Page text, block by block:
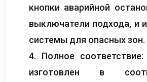
кнопки аварийной
выключатели подхода, и
системы для опасных зон.
4. Полное
изготовлен в